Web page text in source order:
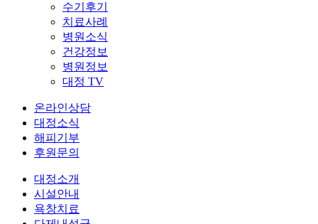
수기후기
치료사례
병원소식
건강정보
병원정보
대정 TV
온라인상담
대정소식
해피기부
후원문의
대정소개
시설안내
욕창치료